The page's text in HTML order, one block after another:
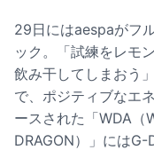
29日にはaespaがフ
ック。「試練をレモ
飲み干してしまおう
で、ポジティブなエ
ースされた「WDA
DRAGON）」にはG-